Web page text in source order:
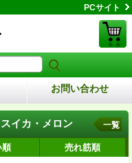
PCサイト
お問い合わせ
イカ・メロン 一覧
順 売れ筋順